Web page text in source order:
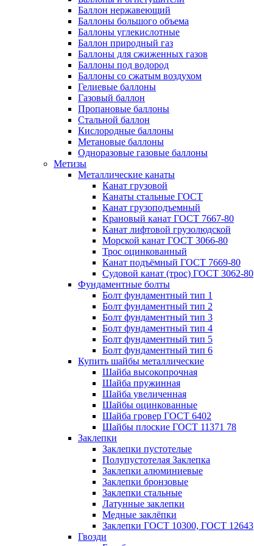
Баллон нержавеющий
Баллоны большого объема
Баллоны углекислотные
Баллон природный газ
Баллоны для сжиженных газов
Баллоны под водород
Баллоны со сжатым воздухом
Гелиевые баллоны
Газовый баллон
Пропановые баллоны
Стальной баллон
Кислородные баллоны
Метановые баллоны
Одноразовые газовые баллоны
Метизы
Металлические канаты
Канат грузовой
Канаты стальные ГОСТ
Канат грузоподъемный
Крановый канат ГОСТ 7667-80
Канат лифтовой грузолюдской
Морской канат ГОСТ 3066-80
Трос оцинкованный
Канат подъёмный ГОСТ 7669-80
Судовой канат (трос) ГОСТ 3062-80
Фундаментные болты
Болт фундаментный тип 1
Болт фундаментный тип 2
Болт фундаментный тип 3
Болт фундаментный тип 4
Болт фундаментный тип 5
Болт фундаментный тип 6
Купить шайбы металлические
Шайба высокопрочная
Шайба пружинная
Шайба увеличенная
Шайбы оцинкованные
Шайба гровер ГОСТ 6402
Шайбы плоские ГОСТ 11371 78
Заклепки
Заклепки пустотелые
Полупустотелая Заклепка
Заклепки алюминиевые
Заклепки бронзовые
Заклепки стальные
Латунные заклепки
Медные заклёпки
Заклепки ГОСТ 10300, ГОСТ 12643
Гвозди